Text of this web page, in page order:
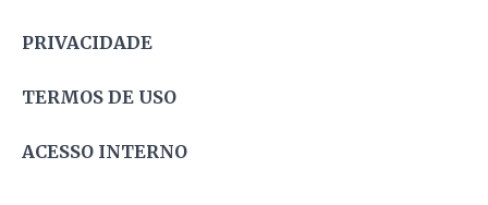
PRIVACIDADE
TERMOS DE USO
ACESSO INTERNO